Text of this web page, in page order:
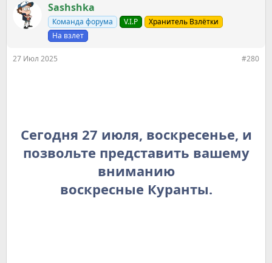
Sashshka
Команда форума V.I.P
Хранитель Взлётки
На взлет
27 Июл 2025 #280
Сегодня 27 июля, воскресенье, и
позвольте представить вашему
вниманию
воскресные Куранты.